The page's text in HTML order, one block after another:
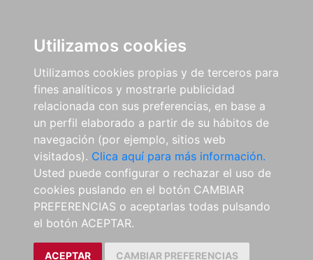
Utilizamos cookies
Utilizamos cookies propias y de terceros para
fines analíticos y mostrarle publicidad
relacionada con sus preferencias, en base a
un perfil elaborado a partir de su hábitos de
navegación (por ejemplo, sitios web
visitados). Clica aquí para más información.
Usted puede configurar o rechazar el uso de
cookies puslando en el botón CAMBIAR
PREFERENCIAS o aceptarlas todas pulsando
el botón ACEPTAR.
ACEPTAR CAMBIAR PREFERENCIAS